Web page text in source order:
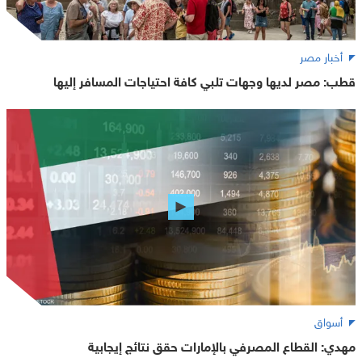
أخبار مصر
قطب: مصر لديها وجهات تلبي كافة احتياجات المسافر إليها
أسواق
مهدي: القطاع المصرفي بالإمارات حقق نتائج إيجابية